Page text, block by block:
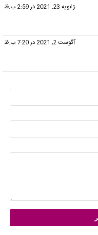
ژانویه 23, 2021 در 2:59 ب.ظ
آگوست 2, 2021 در 7:20 ب.ظ